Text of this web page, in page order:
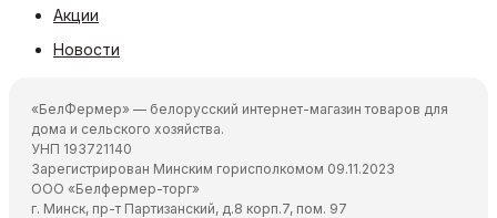
Акции
Новости
«БелФермер» — белорусский интернет-магазин товаров для
дома и сельского хозяйства.
УНП 193721140
Зарегистрирован Минским горисполкомом 09.11.2023
ООО «Белфермер-торг»
г. Минск, пр-т Партизанский, д.8 корп.7, пом. 97